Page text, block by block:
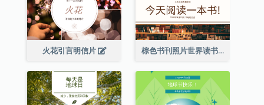
火花引言明信片 棕色书刊照片世界读书日明信片